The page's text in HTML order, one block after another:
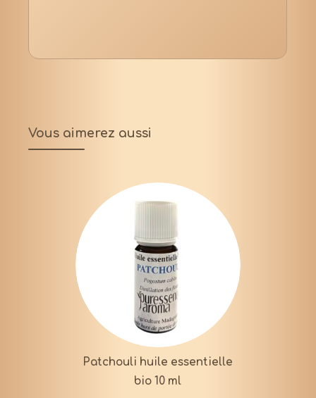
Vous aimerez aussi
Patchouli huile essentielle
bio 10 ml